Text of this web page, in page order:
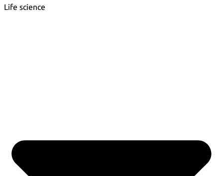
Life science